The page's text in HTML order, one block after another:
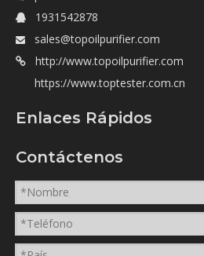
 1931542878
 sales@topoilpurifier.com

http://www.topoilpurifier.com
https://www.toptester.com.cn
Enlaces Rápidos
Contáctenos